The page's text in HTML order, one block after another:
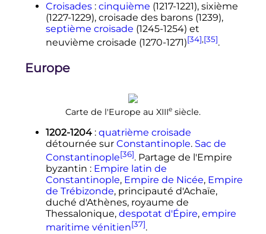
Croisades : cinquième (1217-1221), sixième
(1227-1229), croisade des barons (1239),
septième croisade (1245-1254) et
neuvième croisade (1270-1271)[34],[35].
Europe
Carte de l'Europe au XIIIe siècle.
1202-1204 : quatrième croisade
détournée sur Constantinople. Sac de
Constantinople[36]. Partage de l'Empire
byzantin : Empire latin de
Constantinople, Empire de Nicée, Empire
de Trébizonde, principauté d'Achaïe,
duché d'Athènes, royaume de
Thessalonique, despotat d'Épire, empire
maritime vénitien[37].